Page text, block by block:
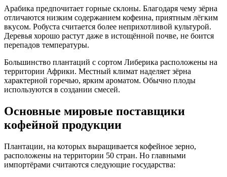
Арабика предпочитает горные склоны. Благодаря чему зёрна
отличаются низким содержанием кофеина, приятным лёгким
вкусом. Робуста считается более неприхотливой культурой.
Деревья хорошо растут даже в истощённой почве, не боится
перепадов температуры.
Большинство плантаций с сортом Либерика расположены на
территории Африки. Местный климат наделяет зёрна
характерной горечью, ярким ароматом. Обычно плоды
используются в создании смесей.
Основные мировые поставщики
кофейной продукции
Плантации, на которых выращивается кофейное зерно,
расположены на территории 50 стран. Но главными
импортёрами считаются следующие государства: